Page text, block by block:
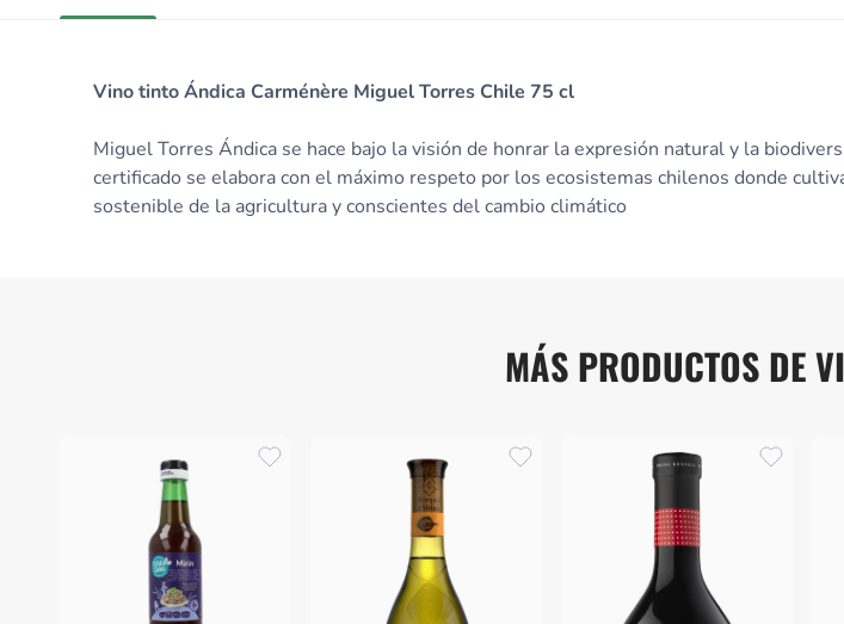
Vino tinto Ándica Carménère Miguel Torres Chile 75 cl
Miguel Torres Ándica se hace bajo la visión de honrar la expresión natural y la
certificado se elabora con el máximo respeto por los ecosistemas chilenos donde
sostenible de la agricultura y conscientes del cambio climático
MÁS PRODUCTOS DE